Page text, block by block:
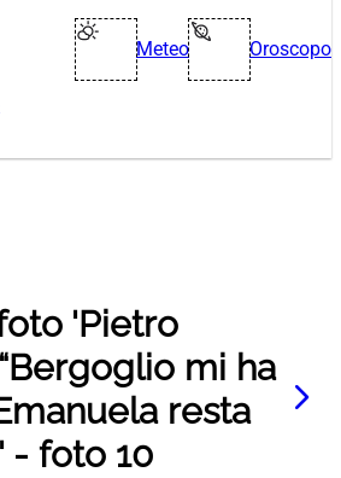
Meteo Oroscopo
'Pietro
mi ha
resta
- foto 10